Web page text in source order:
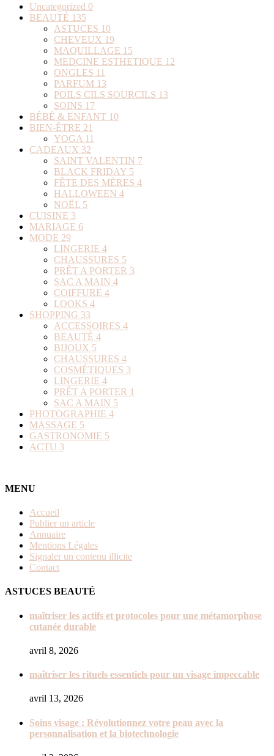
Uncategorized 0
BEAUTÉ 135
ASTUCES 10
CHEVEUX 19
MAQUILLAGE 15
MEDCINE ESTHETIQUE 12
ONGLES 11
PARFUM 13
POILS CILS SOURCILS 13
SOINS 17
BÉBÉ & ENFANT 10
BIEN-ÊTRE 21
YOGA 11
CADEAUX 32
SAINT VALENTIN 7
BLACK FRIDAY 5
FÊTE DES MÈRES 4
HALLOWEEN 4
NOËL 5
CUISINE 3
MARIAGE 6
MODE 29
LINGERIE 4
CHAUSSURES 5
PRÊT A PORTER 3
SAC A MAIN 4
COIFFURE 4
LOOKS 4
SHOPPING 33
ACCESSOIRES 4
BEAUTÉ 4
BIJOUX 5
CHAUSSURES 4
COSMÉTIQUES 3
LINGERIE 4
PRÊT A PORTER 1
SAC A MAIN 5
PHOTOGRAPHIE 4
MASSAGE 5
GASTRONOMIE 5
ACTU 3
MENU
Accueil
Publier un article
Annuaire
Mentions Légales
Signaler un contenu illicite
Contact
ASTUCES BEAUTÉ
maîtriser les actifs et protocoles pour une métamorphose
cutanée durable
avril 8, 2026
maîtriser les rituels essentiels pour un visage impeccable
avril 13, 2026
Soins visage : Révolutionnez votre peau avec la
personnalisation et la biotechnologie